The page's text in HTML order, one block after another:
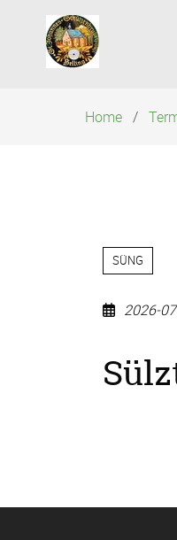
Navigation
überspringen
Home
SÜNG
2026-